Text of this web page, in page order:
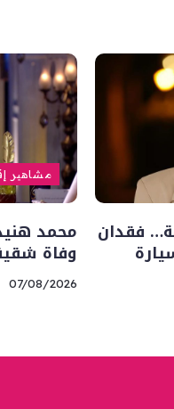
فقدان
مشاهير
محمد
وفاة
07/08/2026